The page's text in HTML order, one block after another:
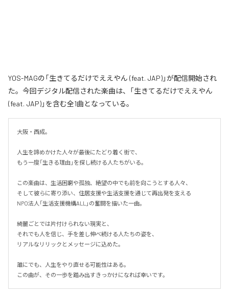
YOS-MAGの「生きてるだけでええやん (feat. JAP)」が配信開始され
た。今回デジタル配信された楽曲は、「生きてるだけでええやん
(feat. JAP)」を含む全1曲となっている。
大阪・西成。
人生を諦めかけた人々が最後にたどり着く街で、
もう一度「生きる理由」を探し続ける人たちがいる。
この楽曲は、生活困窮や孤独、絶望の中でも前を向こうとする人々、
そして彼らに寄り添い、住居支援や生活支援を通じて再出発を支える
NPO法人「生活支援機構ALL」の奮闘を描いた一曲。
綺麗ごとでは片付けられない現実と、
それでも人を信じ、手を差し伸べ続ける人たちの姿を、
リアルなリリックとメッセージに込めた。
誰にでも、人生をやり直せる可能性はある。
この曲が、その一歩を踏み出すきっかけになれば幸いです。